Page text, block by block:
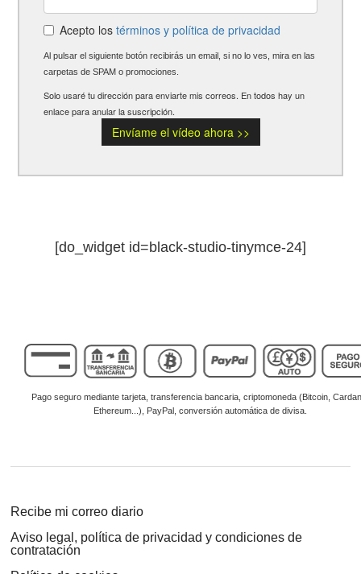
[do_widget id=black-studio-tinymce-24]
Recibe mi correo diario
Aviso legal, política de privacidad y condiciones de
contratación